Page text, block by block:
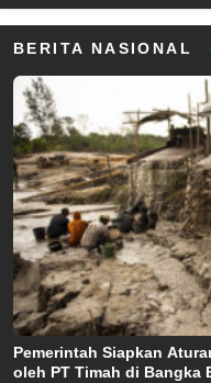
BERITA NASIONAL
Pemerintah Siapkan
oleh PT Timah di Bangka